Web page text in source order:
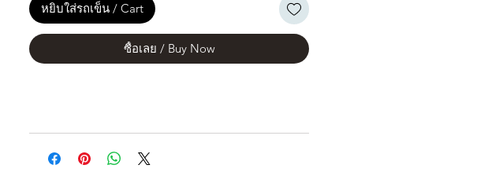
หยิบใส่รถเข็น / Cart
ซื้อเลย / Buy Now